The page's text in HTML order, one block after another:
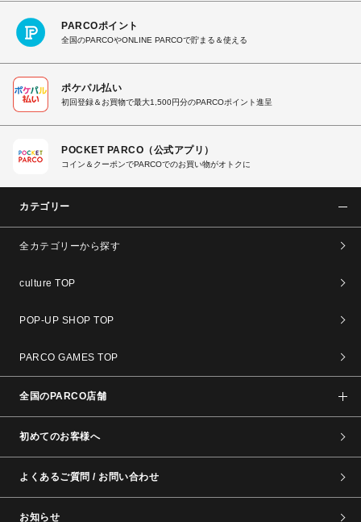
PARCOポイント
全国のPARCOやONLINE PARCOで貯まる＆使える
ポケパル払い
初回登録＆お買物で最大1,500円分のPARCOポイント進呈
POCKET PARCO（公式アプリ）
コイン＆クーポンでPARCOでのお買い物がオトクに
カテゴリー
全カテゴリーから探す
culture TOP
POP-UP SHOP TOP
PARCO GAMES TOP
全国のPARCO店舗
初めてのお客様へ
よくあるご質問 / お問い合わせ
お知らせ